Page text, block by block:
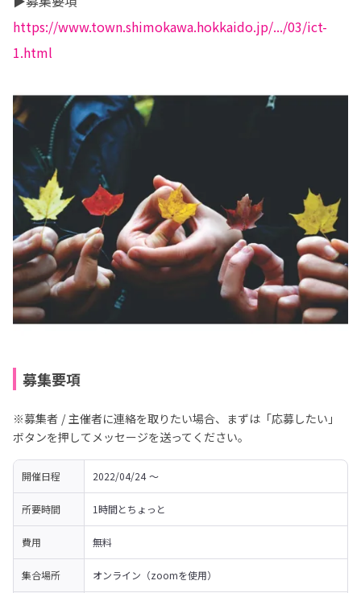
https://www.town.shimokawa.hokkaido.jp/.../03/ict-
1.html
募集要項
※募集者 / 主催者に連絡を取りたい場合、まずは「応募したい」
ボタンを押してメッセージを送ってください。
開催日程 2022/04/24 〜
所要時間 1時間とちょっと
費用 無料
集合場所 オンライン（zoomを使用）